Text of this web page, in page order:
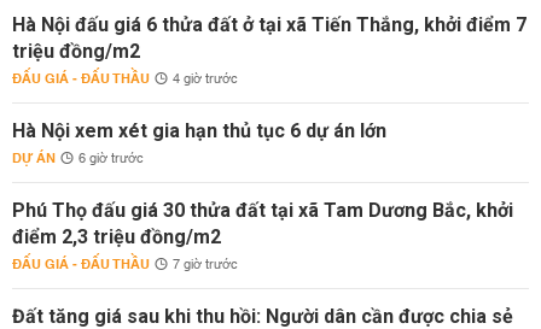
Hà Nội đấu giá 6 thửa đất ở tại xã Tiến Thắng, khởi điểm 7
triệu đồng/m2
ĐẤU GIÁ - ĐẤU THẦU 4 giờ trước
Hà Nội xem xét gia hạn thủ tục 6 dự án lớn
DỰ ÁN 6 giờ trước
Phú Thọ đấu giá 30 thửa đất tại xã Tam Dương Bắc, khởi
điểm 2,3 triệu đồng/m2
ĐẤU GIÁ - ĐẤU THẦU 7 giờ trước
Đất tăng giá sau khi thu hồi: Người dân cần được chia sẻ